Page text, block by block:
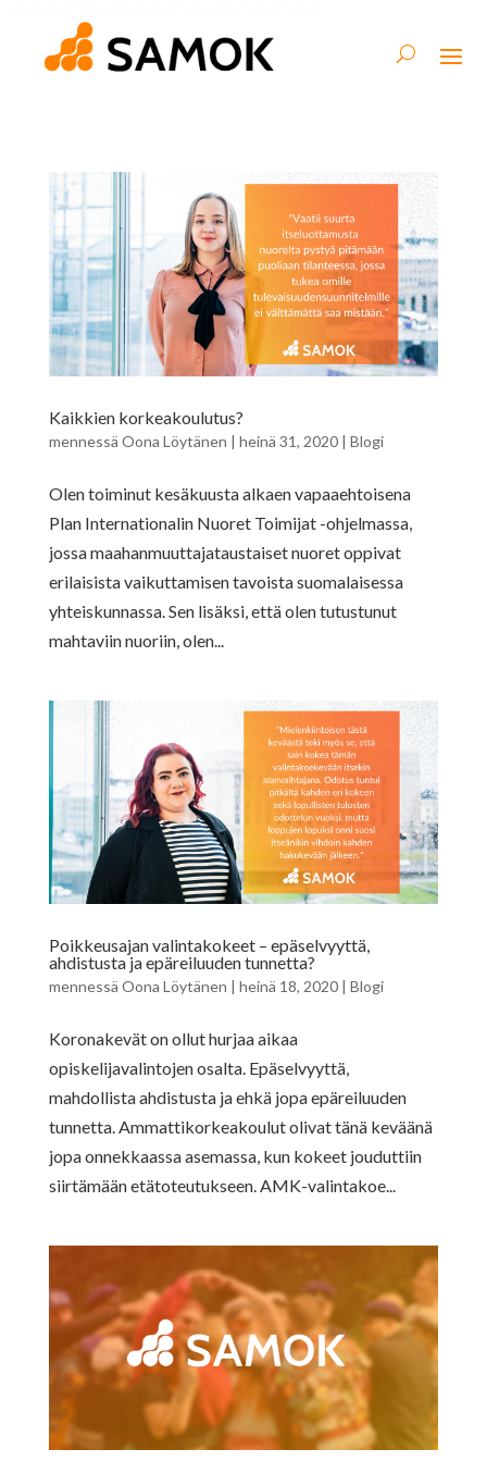
Kaikkien korkeakoulutus?
mennessä Oona Löytänen | heinä 31, 2020| Blogi
Olen toiminut kesäkuusta alkaen vapaaehtoisena
Plan Internationalin Nuoret Toimijat -ohjelmassa,
jossa maahanmuuttajataustaiset nuoret oppivat
erilaisista vaikuttamisen tavoista suomalaisessa
yhteiskunnassa. Sen lisäksi, että olen tutustunut
mahtaviin nuoriin, olen...
Poikkeusajan valintakokeet – epäselvyyttä,
ahdistusta ja epäreiluuden tunnetta?
mennessä Oona Löytänen | heinä 18, 2020| Blogi
Koronakevät on ollut hurjaa aikaa
opiskelijavalintojen osalta. Epäselvyyttä,
mahdollista ahdistusta ja ehkä jopa epäreiluuden
tunnetta. Ammattikorkeakoulut olivat tänä keväänä
jopa onnekkaassa asemassa, kun kokeet jouduttiin
siirtämään etätoteutukseen. AMK-valintakoe...